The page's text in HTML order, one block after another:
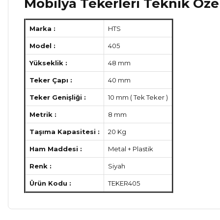
Mobilya Tekerleri Teknik
Marka : HTS
Model : 405
Yükseklik : 48 mm
Teker Çapı : 40 mm
Teker Genişliği : 10 mm ( Tek Teker )
Metrik : 8 mm
Taşıma Kapasitesi : 20 Kg
Ham Maddesi : Metal + Plastik
Renk : Siyah
Ürün Kodu : TEKER405